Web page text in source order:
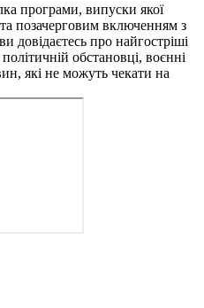
програми, випуски якої
позачерговим включенням з
про найгостріші
обстановці, воєнні
які не можуть чекати на